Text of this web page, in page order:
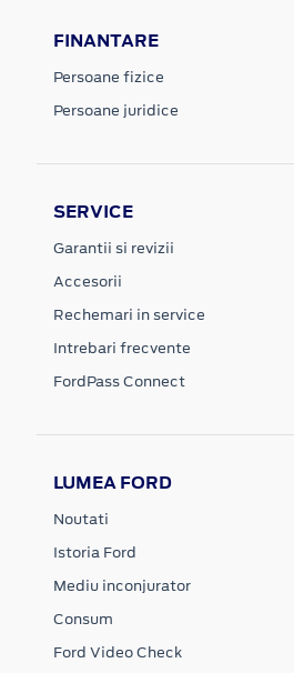
FINANTARE
Persoane fizice
Persoane juridice
SERVICE
Garantii si revizii
Accesorii
Rechemari in service
Intrebari frecvente
FordPass Connect
LUMEA FORD
Noutati
Istoria Ford
Mediu inconjurator
Consum
Ford Video Check